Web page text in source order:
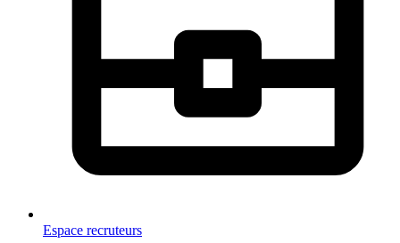
Espace recruteurs